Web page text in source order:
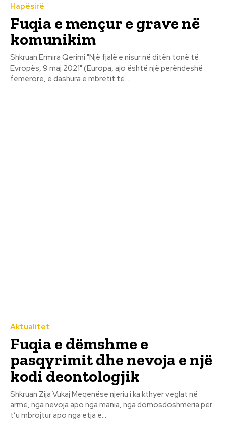
Hapësirë
Fuqia e mençur e grave në
komunikim
Shkruan Ermira Qerimi "Një fjalë e nisur në ditën tonë të
Evropës, 9 maj 2021" (Europa, ajo është një perëndeshë
femërore, e dashura e mbretit të...
Aktualitet
Fuqia e dëmshme e
pasqyrimit dhe nevoja e një
kodi deontologjik
Shkruan Zija Vukaj Meqenëse njeriu i ka kthyer veglat në
armë, nga nevoja apo nga mania, nga domosdoshmëria për
t’u mbrojtur apo nga etja e...